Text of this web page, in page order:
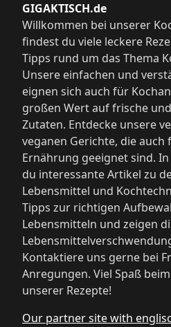
GIGAKTISCH.de
Willkommen bei unserer
findest du viele leckere
Tipps rund um das Thema
Unsere einfachen und
eignen sich auch für
großen Wert auf frische
Zutaten. Entdecke unsere
veganen Gerichte, die auch
Ernährung geeignet sind.
du interessante Artikel zu
Lebensmittel und
Tipps zur richtigen
Lebensmitteln und zeigen
Kontaktiere uns gerne bei
Anregungen. Viel Spaß
unserer Rezepte!
Our partner site with